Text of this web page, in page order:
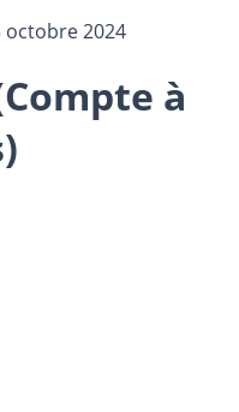
octobre 2024
à